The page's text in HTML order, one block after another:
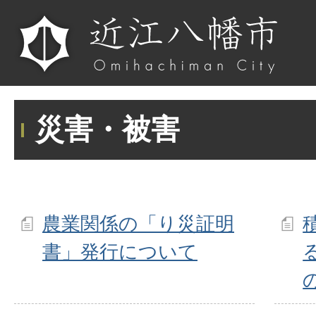
災害・被害
農業関係の「り災証明
書」発行について